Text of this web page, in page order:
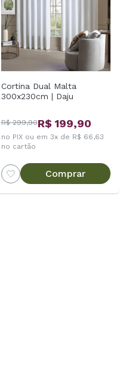
Cortina Dual Malta
300x230cm | Daju
R$ 299,90R$ 199,90
no PIX ou em 3x de R$ 66,63
no cartão
Comprar